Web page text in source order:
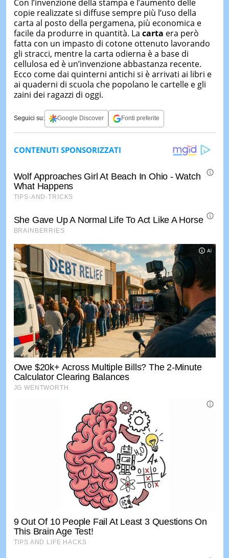
Con l’invenzione della stampa e l’aumento delle
copie realizzate si diffuse sempre più l’uso della
carta al posto della pergamena, più economica e
facile da produrre in quantità. La carta era però
fatta con un impasto di cotone ottenuto lavorando
gli stracci, mentre la carta odierna è a base di
cellulosa ed è un’invenzione abbastanza recente.
Ecco come dai quinterni antichi si è arrivati ai libri e
ai quaderni di scuola che popolano le cartelle e gli
zaini dei ragazzi di oggi.
Seguici su: Google Discover Fonti preferite